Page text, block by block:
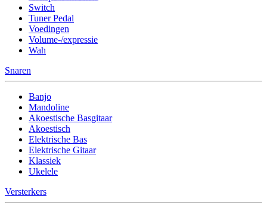
Switch
Tuner Pedal
Voedingen
Volume-/expressie
Wah
Snaren
Banjo
Mandoline
Akoestische Basgitaar
Akoestisch
Elektrische Bas
Elektrische Gitaar
Klassiek
Ukelele
Versterkers